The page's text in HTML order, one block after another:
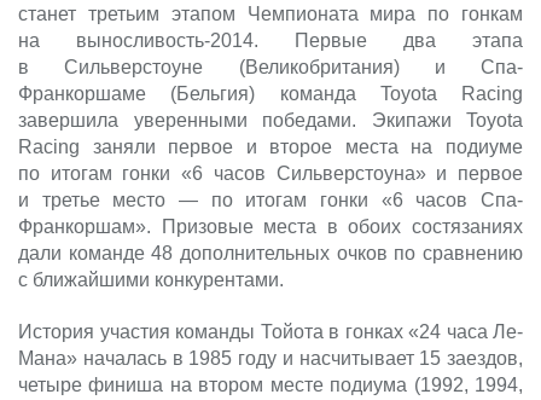
станет третьим этапом Чемпионата мира по гонкам
на выносливость-2014. Первые два этапа
в Сильверстоуне (Великобритания) и Спа-
Франкоршаме (Бельгия) команда Toyota Racing
завершила уверенными победами. Экипажи Toyota
Racing заняли первое и второе места на подиуме
по итогам гонки «6 часов Сильверстоуна» и первое
и третье место — по итогам гонки «6 часов Спа-
Франкоршам». Призовые места в обоих состязаниях
дали команде 48 дополнительных очков по сравнению
с ближайшими конкурентами.
История участия команды Тойота в гонках «24 часа Ле-
Мана» началась в 1985 году и насчитывает 15 заездов,
четыре финиша на втором месте подиума (1992, 1994,